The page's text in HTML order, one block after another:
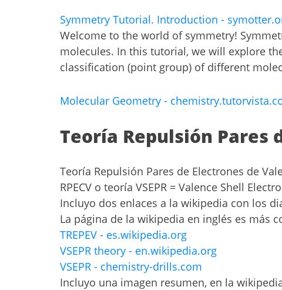
Symmetry Tutorial. Introduction -
Welcome to the world of symmetry!
molecules. In this tutorial, we will explore
classification (point group) of different
Molecular Geometry -
Teoría Repulsión Pares
Teoría Repulsión Pares de Electrones de
RPECV o teoría VSEPR = Valence Shell
Incluyo dos enlaces a la wikipedia con los
La página de la wikipedia en inglés es más
TREPEV - es.wikipedia.org
VSEPR theory - en.wikipedia.org
VSEPR - chemistry-drills.com
Incluyo una imagen resumen, en la